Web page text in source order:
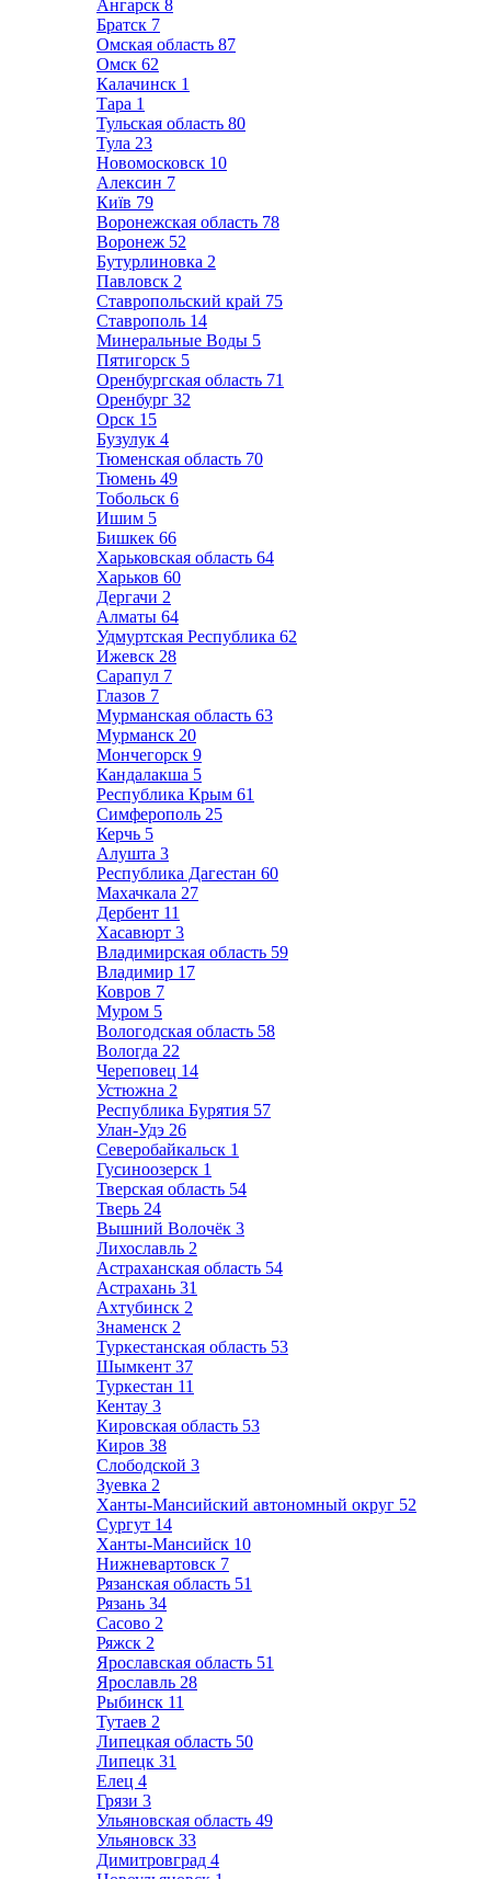
Ангарск 8
Братск 7
Омская область 87
Омск 62
Калачинск 1
Тара 1
Тульская область 80
Тула 23
Новомосковск 10
Алексин 7
Київ 79
Воронежская область 78
Воронеж 52
Бутурлиновка 2
Павловск 2
Ставропольский край 75
Ставрополь 14
Минеральные Воды 5
Пятигорск 5
Оренбургская область 71
Оренбург 32
Орск 15
Бузулук 4
Тюменская область 70
Тюмень 49
Тобольск 6
Ишим 5
Бишкек 66
Харьковская область 64
Харьков 60
Дергачи 2
Алматы 64
Удмуртская Республика 62
Ижевск 28
Сарапул 7
Глазов 7
Мурманская область 63
Мурманск 20
Мончегорск 9
Кандалакша 5
Республика Крым 61
Симферополь 25
Керчь 5
Алушта 3
Республика Дагестан 60
Махачкала 27
Дербент 11
Хасавюрт 3
Владимирская область 59
Владимир 17
Ковров 7
Муром 5
Вологодская область 58
Вологда 22
Череповец 14
Устюжна 2
Республика Бурятия 57
Улан-Удэ 26
Северобайкальск 1
Гусиноозерск 1
Тверская область 54
Тверь 24
Вышний Волочёк 3
Лихославль 2
Астраханская область 54
Астрахань 31
Ахтубинск 2
Знаменск 2
Туркестанская область 53
Шымкент 37
Туркестан 11
Кентау 3
Кировская область 53
Киров 38
Слободской 3
Зуевка 2
Ханты-Мансийский автономный округ 52
Сургут 14
Ханты-Мансийск 10
Нижневартовск 7
Рязанская область 51
Рязань 34
Сасово 2
Ряжск 2
Ярославская область 51
Ярославль 28
Рыбинск 11
Тутаев 2
Липецкая область 50
Липецк 31
Елец 4
Грязи 3
Ульяновская область 49
Ульяновск 33
Димитровград 4